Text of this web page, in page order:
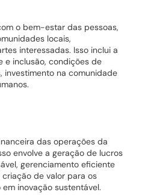
o bem-estar das pessoas,
locais,
interessadas. Isso inclui a
e inclusão, condições de
investimento na comunidade
das operações da
envolve a geração de lucros
gerenciamento eficiente
de valor para os
inovação sustentável.